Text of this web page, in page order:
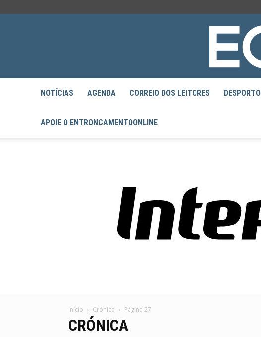
NOTÍCIAS AGENDA CORREIO DOS LEITORES DESPORTO
APOIE O ENTRONCAMENTOONLINE
Início Crónica Página 27
CRÓNICA